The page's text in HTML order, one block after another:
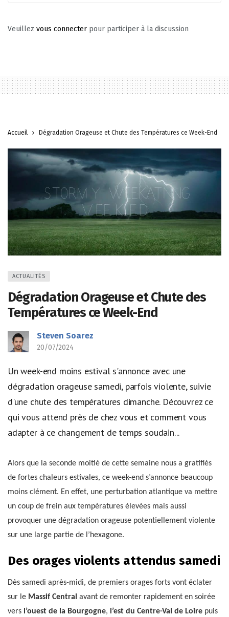
Veuillez vous connecter pour participer à la discussion
Accueil Dégradation Orageuse et Chute des Températures ce Week-End
ACTUALITÉS
Dégradation Orageuse et Chute des
Températures ce Week-End
Steven Soarez
20/07/2024
Un week-end moins estival s'annonce avec une
dégradation orageuse samedi, parfois violente, suivie
d'une chute des températures dimanche. Découvrez ce
qui vous attend près de chez vous et comment vous
adapter à ce changement de temps soudain...
Alors que la seconde moitié de cette semaine nous a gratifiés
de fortes chaleurs estivales, ce week-end s’annonce beaucoup
moins clément. En effet, une perturbation atlantique va mettre
un coup de frein aux températures élevées mais aussi
provoquer une dégradation orageuse potentiellement violente
sur une large partie de l’hexagone.
Des orages violents attendus samedi
Dès samedi après-midi, de premiers orages forts vont éclater
sur le Massif Central avant de remonter rapidement en soirée
vers l’ouest de la Bourgogne, l’est du Centre-Val de Loire puis